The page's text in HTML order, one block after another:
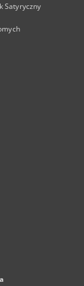
Satyryczny